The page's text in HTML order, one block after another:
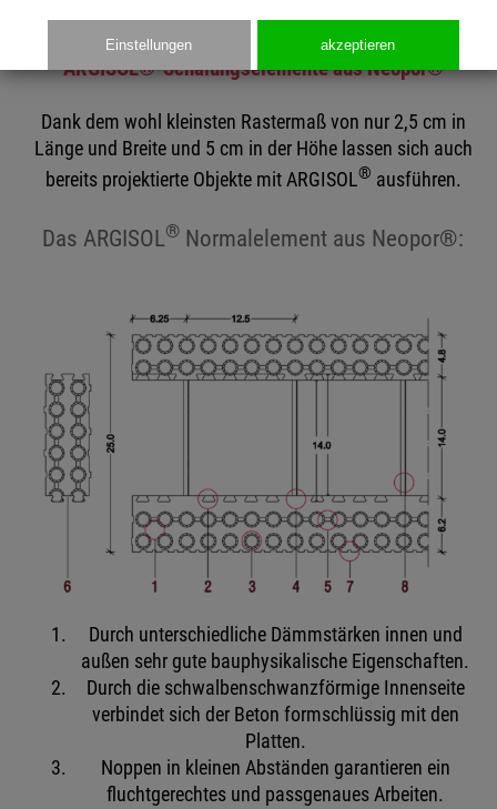
ARGISOL®-Schalungselemente aus Neopor®
Dank dem wohl kleinsten Rastermaß von nur 2,5 cm in
Länge und Breite und 5 cm in der Höhe lassen sich auch
bereits projektierte Objekte mit ARGISOL® ausführen.
Das ARGISOL® Normalelement aus Neopor®:
Durch unterschiedliche Dämmstärken innen und
außen sehr gute bauphysikalische Eigenschaften.
Durch die schwalbenschwanzförmige Innenseite
verbindet sich der Beton formschlüssig mit den
Platten.
Noppen in kleinen Abständen garantieren ein
fluchtgerechtes und passgenaues Arbeiten.
Einstellungen akzeptieren